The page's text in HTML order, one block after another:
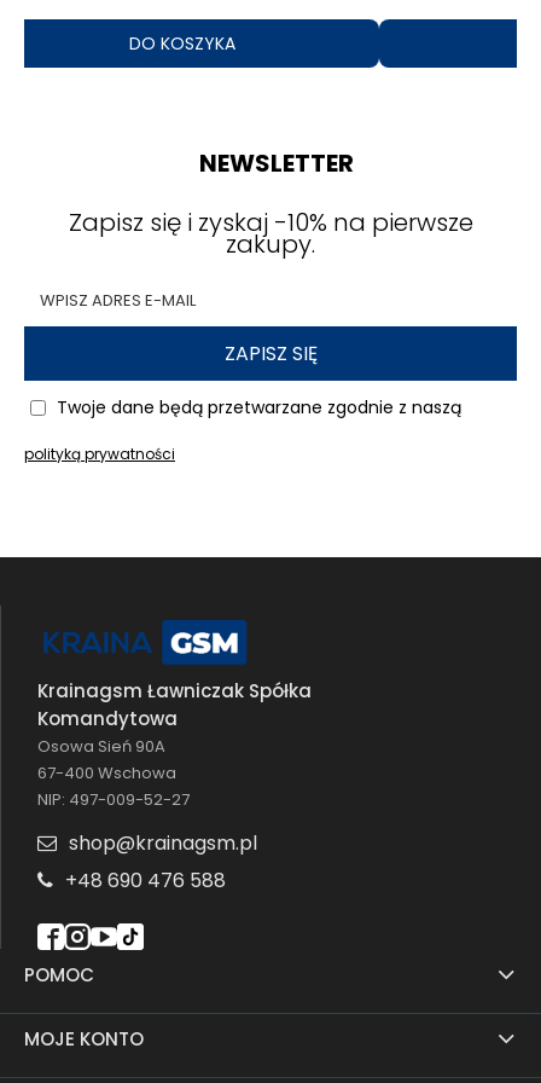
DO KOSZYKA
NEWSLETTER
Zapisz się i zyskaj -10% na pierwsze
zakupy.
ZAPISZ SIĘ
Twoje dane będą przetwarzane zgodnie z naszą
polityką prywatności
POMOC
MOJE KONTO
Krainagsm Ławniczak Spółka
Komandytowa
Osowa Sień 90A
67-400 Wschowa
NIP: 497-009-52-27
shop@krainagsm.pl
+48 690 476 588